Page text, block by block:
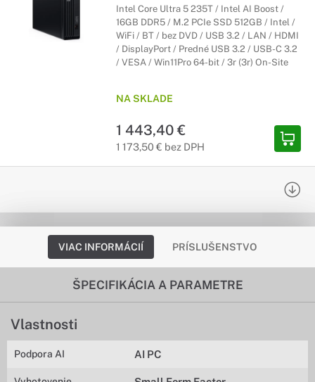
Intel Core Ultra 5 235T / Intel AI Boost /
16GB DDR5 / M.2 PCIe SSD 512GB / Intel /
WiFi / BT / bez DVD / USB 3.2 / LAN / HDMI
/ DisplayPort / Predné USB 3.2 / USB-C 3.2
/ VESA / Win11Pro 64-bit / 3r (3r) On-Site
NA SKLADE
1 443,40 €
1 173,50 € bez DPH
VIAC INFORMÁCIÍ PRÍSLUŠENSTVO
ŠPECIFIKÁCIA A PARAMETRE
Vlastnosti
Podpora AI AI PC